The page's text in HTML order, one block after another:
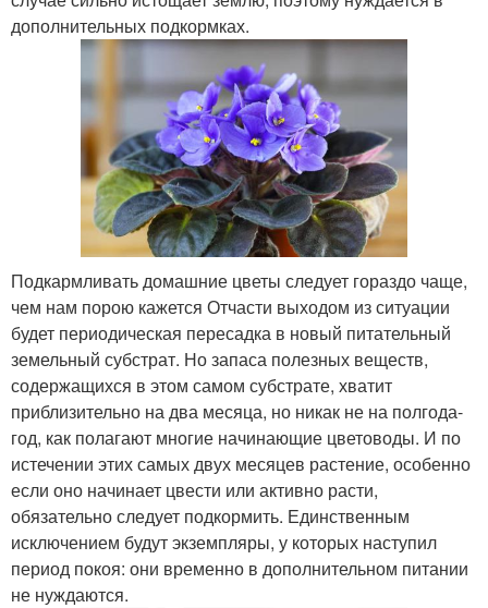
дополнительных подкормках.
Подкармливать домашние цветы следует гораздо чаще,
чем нам порою кажется Отчасти выходом из ситуации
будет периодическая пересадка в новый питательный
земельный субстрат. Но запаса полезных веществ,
содержащихся в этом самом субстрате, хватит
приблизительно на два месяца, но никак не на полгода-
год, как полагают многие начинающие цветоводы. И по
истечении этих самых двух месяцев растение, особенно
если оно начинает цвести или активно расти,
обязательно следует подкормить. Единственным
исключением будут экземпляры, у которых наступил
период покоя: они временно в дополнительном питании
не нуждаются.